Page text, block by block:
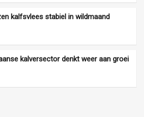
kalfsvlees stabiel in wildmaand
kalversector denkt weer aan groei